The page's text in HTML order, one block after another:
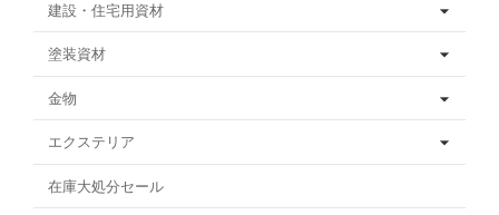
建設・住宅用資材
塗装資材
金物
エクステリア
在庫大処分セール